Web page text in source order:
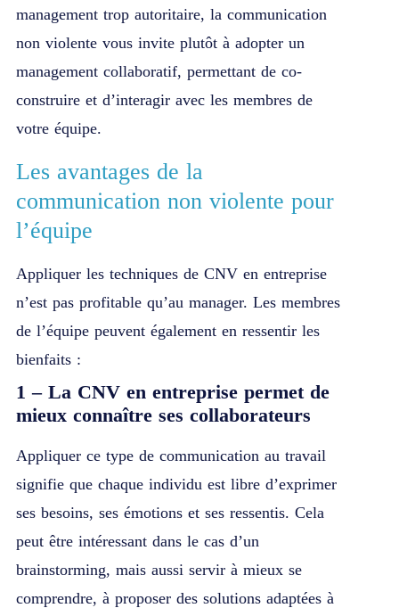
management trop autoritaire, la communication
non violente vous invite plutôt à adopter un
management collaboratif, permettant de co-
construire et d’interagir avec les membres de
votre équipe.
Les avantages de la
communication non violente pour
l’équipe
Appliquer les techniques de CNV en entreprise
n’est pas profitable qu’au manager. Les membres
de l’équipe peuvent également en ressentir les
bienfaits :
1 – La CNV en entreprise permet de
mieux connaître ses collaborateurs
Appliquer ce type de communication au travail
signifie que chaque individu est libre d’exprimer
ses besoins, ses émotions et ses ressentis. Cela
peut être intéressant dans le cas d’un
brainstorming, mais aussi servir à mieux se
comprendre, à proposer des solutions adaptées à